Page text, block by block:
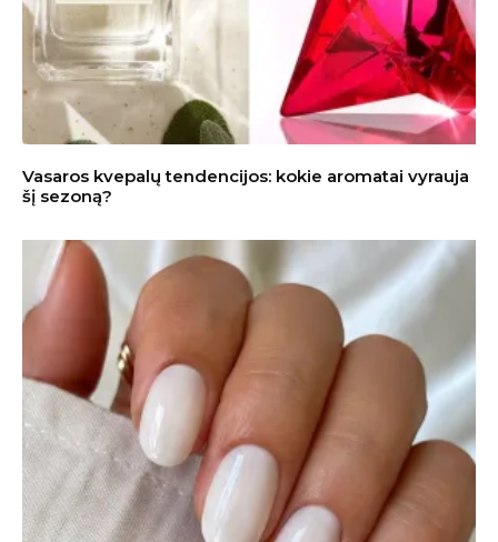
Vasaros kvepalų tendencijos: kokie aromatai vyrauja
šį sezoną?